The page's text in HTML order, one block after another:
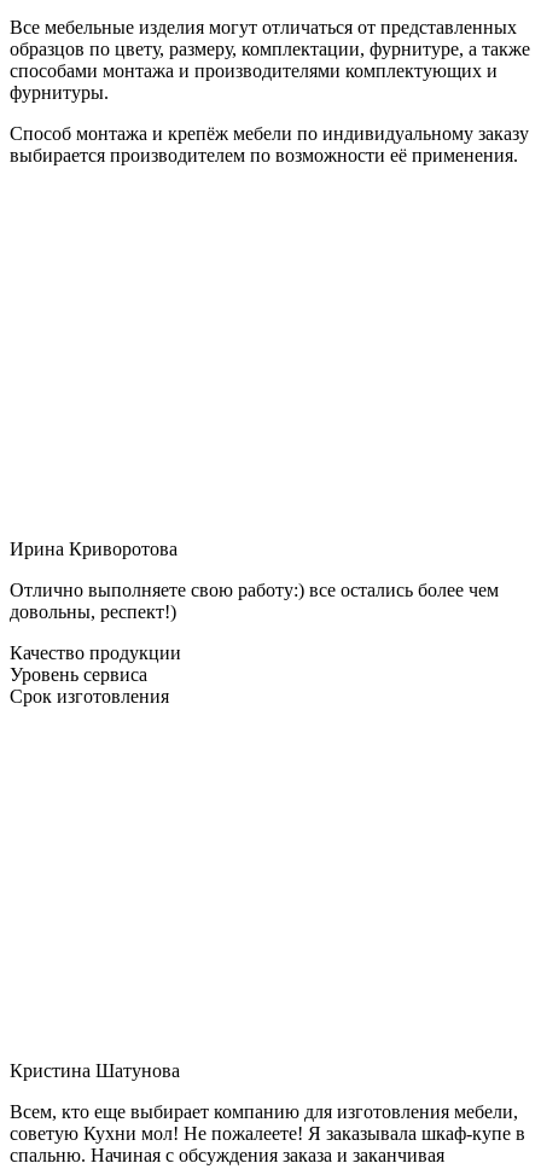
Все мебельные изделия могут отличаться от представленных
образцов по цвету, размеру, комплектации, фурнитуре, а также
способами монтажа и производителями комплектующих и
фурнитуры.
Способ монтажа и крепёж мебели по индивидуальному заказу
выбирается производителем по возможности её применения.
Ирина Криворотова
Отлично выполняете свою работу:) все остались более чем
довольны, респект!)
Качество продукции
Уровень сервиса
Срок изготовления
Кристина Шатунова
Всем, кто еще выбирает компанию для изготовления мебели,
советую Кухни мол! Не пожалеете! Я заказывала шкаф-купе в
спальню. Начиная с обсуждения заказа и заканчивая